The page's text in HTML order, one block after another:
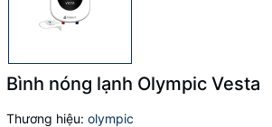
Bình nóng lạnh Olympic Vesta
Thương hiệu: olympic